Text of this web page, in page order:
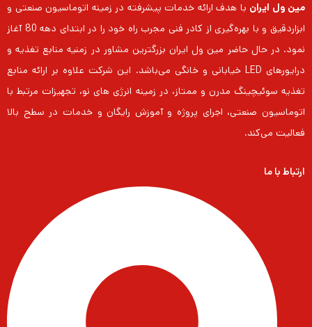
مین ول ایران با هدف ارائه خدمات پیشرفته در زمینه اتوماسیون صنعتی و
ابزاردقیق و با بهره‌گیری از کادر فنی مجرب راه خود را در ابتدای دهه 80 آغاز
نمود. در حال حاضر مین ول ایران بزرگترین مشاور در زمنیه منابع تغذیه و
درایورهای LED خیابانی و خانگی می‌باشد. این شرکت علاوه بر ارائه منابع
تغذیه سوئیچینگ مدرن و ممتاز، در زمینه انرژی های نو، تجهیزات مرتبط با
اتوماسیون صنعتی، اجرای پروژه و آموزش رایگان و خدمات در سطح بالا
فعالیت می‌کند.
ارتباط با ما